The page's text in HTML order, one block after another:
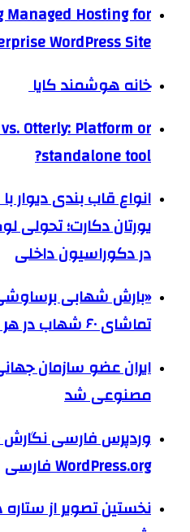
Managed Hosting for
WordPress Site
خانه هوشمند کایا
Otterly: Platform or
standalone tool?
انواع قاب بندی
یورتان دکارت؛
در دکوراسیون داخلی
«بارش شهابی
تماشای ۶۰ شهاب در هر ساعت!
ایران عضو سازمان
مصنوعی شد
WordPress.org فارسی
نخستین تصویر از